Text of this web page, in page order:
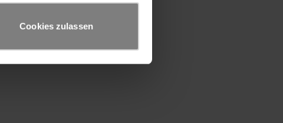
Cookies zulassen